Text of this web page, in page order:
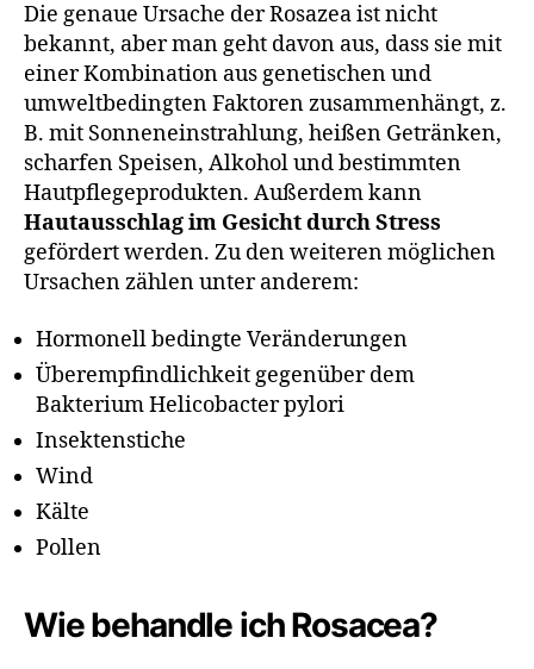
Die genaue Ursache der Rosazea ist nicht
bekannt, aber man geht davon aus, dass sie mit
einer Kombination aus genetischen und
umweltbedingten Faktoren zusammenhängt, z.
B. mit Sonneneinstrahlung, heißen Getränken,
scharfen Speisen, Alkohol und bestimmten
Hautpflegeprodukten. Außerdem kann
Hautausschlag im Gesicht durch Stress
gefördert werden. Zu den weiteren möglichen
Ursachen zählen unter anderem:
Hormonell bedingte Veränderungen
Überempfindlichkeit gegenüber dem
Bakterium Helicobacter pylori
Insektenstiche
Wind
Kälte
Pollen
Wie behandle ich Rosacea?